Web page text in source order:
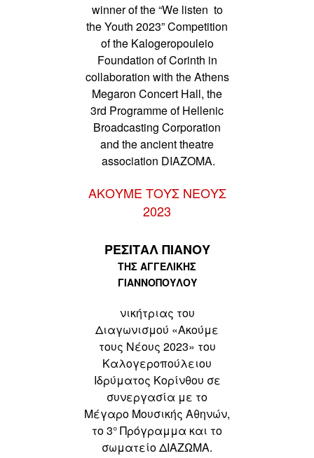
winner of the“We listen to
the Youth 2023”Competition
of the Kalogeropouleio
Foundation ofCorinth in
collaboration with theAthens
Megaron Concert Hall, the
3rd Programme of Hellenic
Broadcasting Corporation
and the ancient theatre
association DIAZOMA.
ΑΚΟΥΜΕ ΤΟΥΣ ΝΕΟΥΣ
2023
ΡΕΣΙΤΑΛ ΠΙΑΝΟΥ
ΤΗΣ ΑΓΓΕΛΙΚΗΣ
ΓΙΑΝΝΟΠΟΥΛΟΥ
νικήτριας του
Διαγωνισμού «Ακούμε
τους Νέους 2023» του
Καλογεροπούλειου
Ιδρύματος Κορίνθου σε
συνεργασία με το
Μέγαρο Μουσικής Αθηνών,
το 3° Πρόγραμμα και το
σωματείο ΔΙΑΖΩΜΑ.